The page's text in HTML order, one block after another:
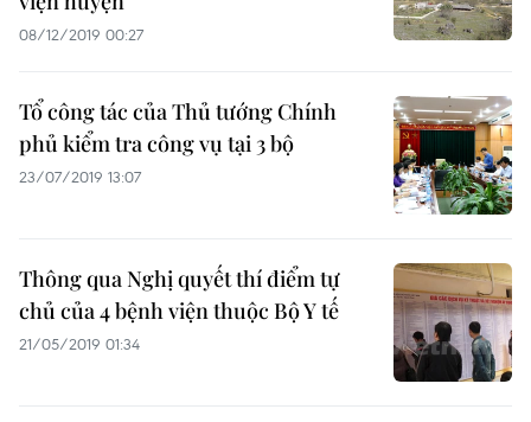
08/12/2019 00:27
Tổ công tác của Thủ tướng Chính
phủ kiểm tra công vụ tại 3 bộ
23/07/2019 13:07
Thông qua Nghị quyết thí điểm tự
chủ của 4 bệnh viện thuộc Bộ Y tế
21/05/2019 01:34